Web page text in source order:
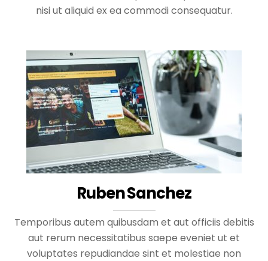
nisi ut aliquid ex ea commodi consequatur.
Ruben Sanchez
Temporibus autem quibusdam et aut officiis debitis
aut rerum necessitatibus saepe eveniet ut et
voluptates repudiandae sint et molestiae non